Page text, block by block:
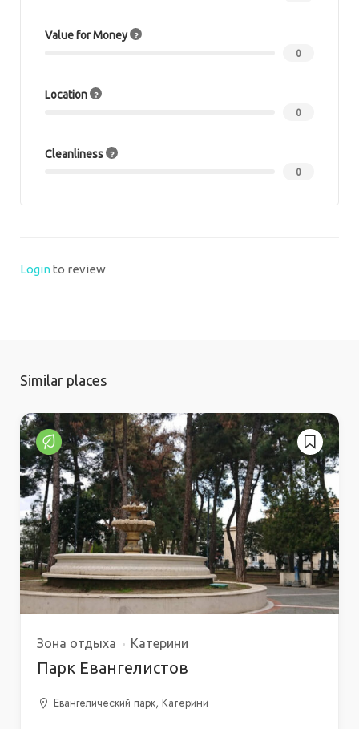
Value for Money
0
Location
0
Cleanliness
0
Loginto review
Similar places
Зона отдыха Катерини
Парк Евангелистов
Евангелический парк, Катерини